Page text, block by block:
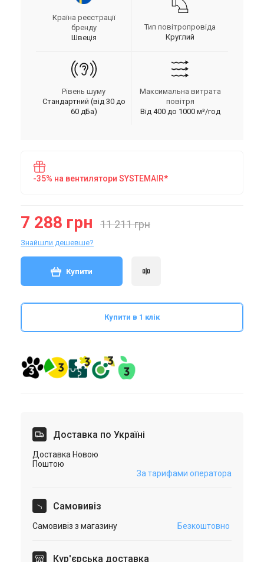
Країна реєстрації
бренду
Швеція
Тип повітропровіда
Круглий
Рівень шуму
Стандартний (від 30 до
60 дБа)
Максимальна витрата
повітря
Від 400 до 1000 м³/год
-35% на вентилятори SYSTEMAIR*
7 288 грн 11 211 грн
Знайшли дешевше?
Купити
Купити в 1 клік
Доставка по Україні
Доставка Новою
Поштою
За тарифами оператора
Самовивіз
Самовивіз з магазину Безкоштовно
Кур'єрська доставка